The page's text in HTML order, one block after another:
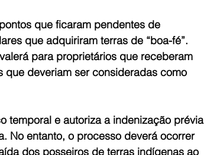
que ficaram pendentes de
que adquiriram terras de “boa-fé”.
para proprietários que receberam
que deveriam ser consideradas como
temporal e autoriza a indenização prévia
No entanto, o processo deverá ocorrer
dos posseiros de terras indígenas ao